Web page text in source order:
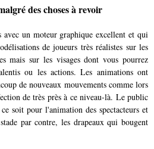
des choses à revoir
avec un moteur graphique excellent et qui
de joueurs très réalistes sur les
mais sur les visages dont vous pourrez
ou les actions. Les animations ont
de nouveaux mouvements comme lors
de très près à ce niveau-là. Le public
soit pour l'animation des spectacteurs et
par contre, les drapeaux qui bougent